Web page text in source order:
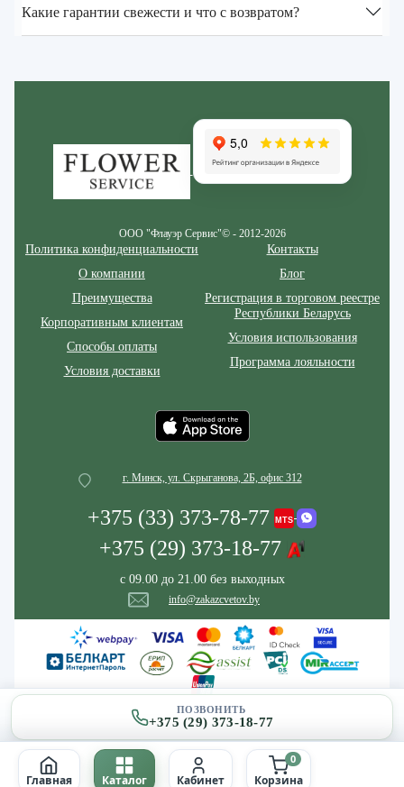
ПОЗВОНИТЬ
+375 (29) 373-18-77
Главная Каталог Кабинет Корзина
0
Какие гарантии свежести и что с возвратом?
ООО "Флауэр Сервис"© - 2012-2026
Политика конфиденциальности
О компании
Преимущества
Корпоративным клиентам
Способы оплаты
Условия доставки
Контакты
Блог
Регистрация в торговом реестре
Республики Беларусь
Условия использования
Программа лояльности
г. Минск, ул. Скрыганова, 2Б, офис 312
+375 (33) 373-78-77
+375 (29) 373-18-77
с 09.00 до 21.00 без выходных
info@zakazcvetov.by